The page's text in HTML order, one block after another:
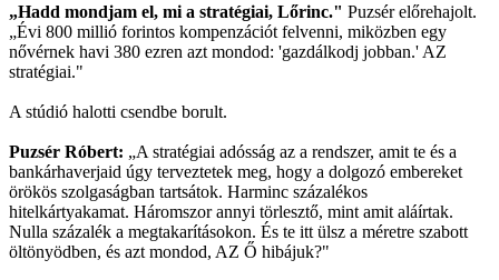
„Hadd mondjam el, mi a stratégiai, Lőrinc." Puzsér előrehajolt.
„Évi 800 millió forintos kompenzációt felvenni, miközben egy
nővérnek havi 380 ezren azt mondod: 'gazdálkodj jobban.' AZ
stratégiai."
A stúdió halotti csendbe borult.
Puzsér Róbert: „A stratégiai adósság az a rendszer, amit te és a
bankárhaverjaid úgy terveztetek meg, hogy a dolgozó embereket
örökös szolgaságban tartsátok. Harminc százalékos
hitelkártyakamat. Háromszor annyi törlesztő, mint amit aláírtak.
Nulla százalék a megtakarításokon. És te itt ülsz a méretre szabott
öltönyödben, és azt mondod, AZ Ő hibájuk?"